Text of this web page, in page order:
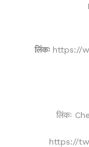
लिंकः https://
लिंकः
https://